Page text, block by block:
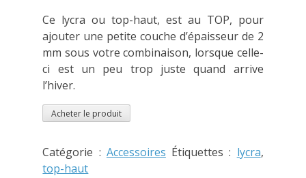
Ce lycra ou top-haut, est au TOP, pour
ajouter une petite couche d’épaisseur de 2
mm sous votre combinaison, lorsque celle-
ci est un peu trop juste quand arrive
l’hiver.
Acheter le produit
Catégorie : Accessoires Étiquettes : lycra,
top-haut